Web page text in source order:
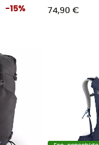
-15% 74,90 €